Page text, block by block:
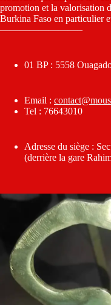
promotion et la valorisation
Burkina Faso en particulier
————————–
01 BP : 5558
Email :
Tel : 76643010
Adresse du siège :
(derrière la gare